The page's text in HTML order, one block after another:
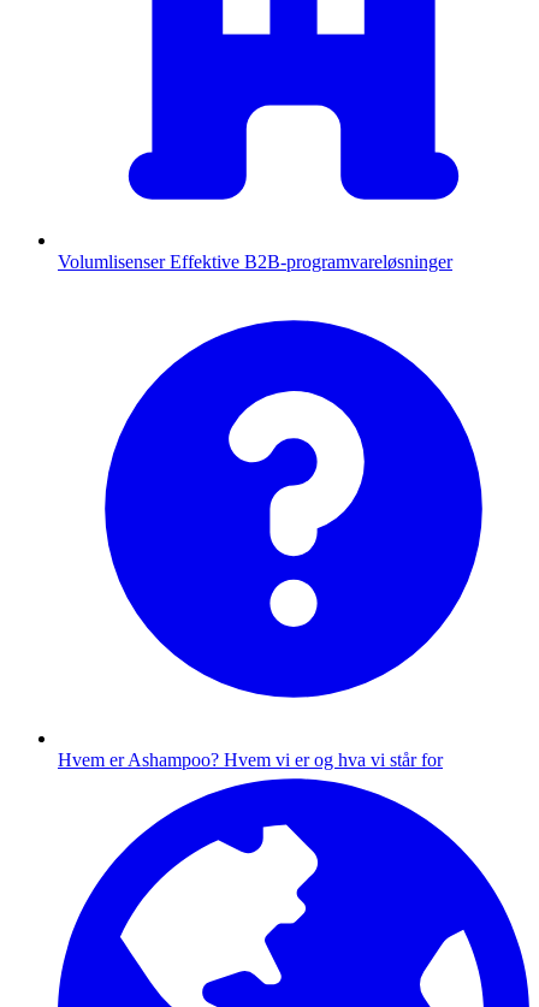
Volumlisenser Effektive B2B-programvareløsninger
Hvem er Ashampoo? Hvem vi er og hva vi står for